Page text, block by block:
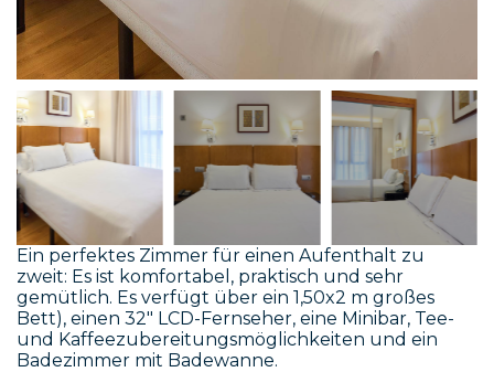
Ein perfektes Zimmer für einen Aufenthalt zu
zweit: Es ist komfortabel, praktisch und sehr
gemütlich. Es verfügt über ein 1,50x2 m großes
Bett), einen 32" LCD-Fernseher, eine Minibar, Tee-
und Kaffeezubereitungsmöglichkeiten und ein
Badezimmer mit Badewanne.